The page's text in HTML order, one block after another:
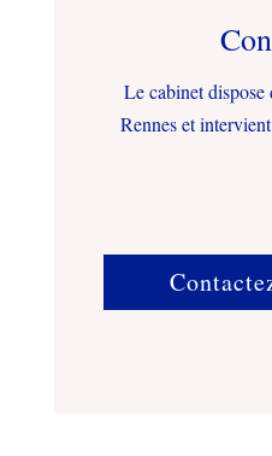
Le cabinet dispose
Rennes et